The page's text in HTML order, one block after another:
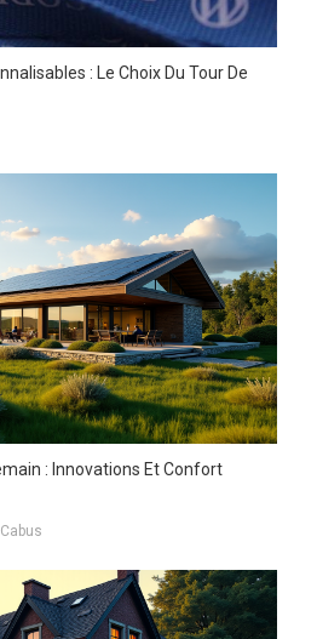
: Le Choix Du Tour De
: Innovations Et Confort